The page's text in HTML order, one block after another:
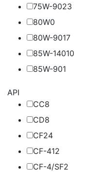
75W-9023
80W0
80W-9017
85W-14010
85W-901
API
CC8
CD8
CF24
CF-412
CF-4/SF2